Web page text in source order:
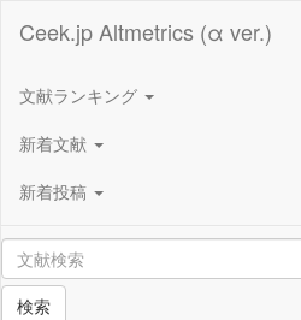
Ceek.jp Altmetrics (α ver.)
文献ランキング
新着文献
新着投稿
検索